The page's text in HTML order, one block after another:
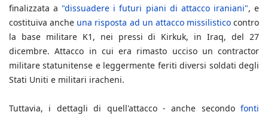
finalizzata a "dissuadere i futuri piani di attacco iraniani", e
costituiva anche una risposta ad un attacco missilisticocontro
la base militare K1, nei pressi di Kirkuk, in Iraq, del 27
dicembre. Attacco in cui era rimasto ucciso un contractor
militare statunitense e leggermente feriti diversi soldati degli
Stati Uniti e militari iracheni.
Tuttavia, i dettagli di quell'attacco - anche secondo fonti